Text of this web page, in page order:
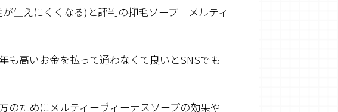
生えにくくなる)と評判の抑毛ソープ「メルティ
も高いお金を払って通わなくて良いとSNSでも
のためにメルティーヴィーナスソープの効果や